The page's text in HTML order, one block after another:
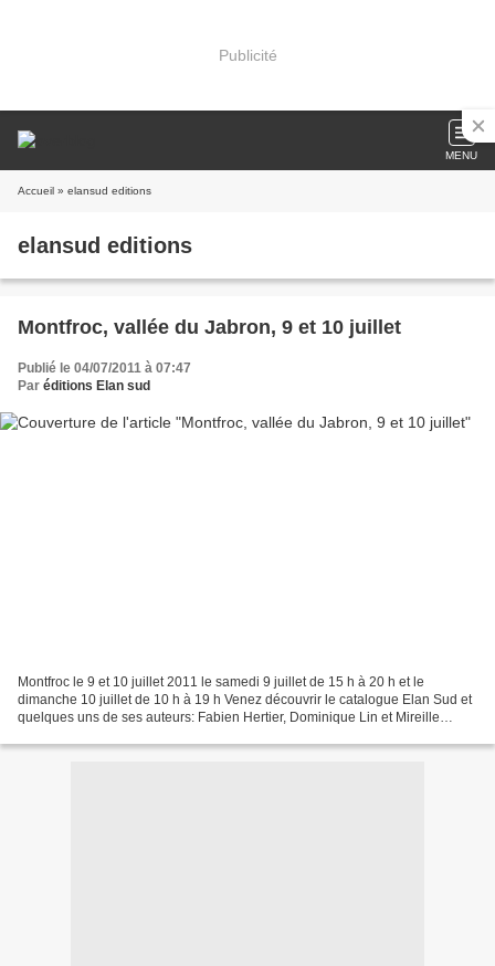
Publicité
MENU
Accueil » elansud editions
elansud editions
Montfroc, vallée du Jabron, 9 et 10 juillet
Publié le 04/07/2011 à 07:47
Par éditions Elan sud
Montfroc le 9 et 10 juillet 2011 le samedi 9 juillet de 15 h à 20 h et le
dimanche 10 juillet de 10 h à 19 h Venez découvrir le catalogue Elan Sud et
quelques uns de ses auteurs: Fabien Hertier, Dominique Lin et Mireille